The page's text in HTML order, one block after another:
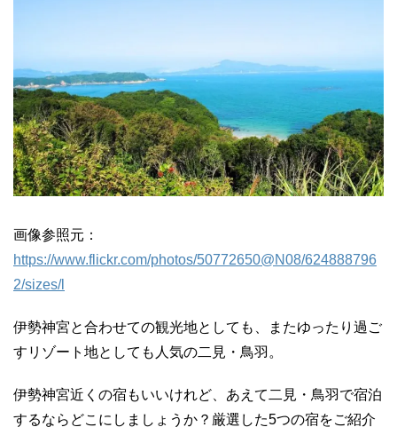
画像参照元：
https://www.flickr.com/photos/50772650@N08/624888796
2/sizes/l
伊勢神宮と合わせての観光地としても、またゆったり過ご
すリゾート地としても人気の二見・鳥羽。
伊勢神宮近くの宿もいいけれど、あえて二見・鳥羽で宿泊
するならどこにしましょうか？厳選した5つの宿をご紹介